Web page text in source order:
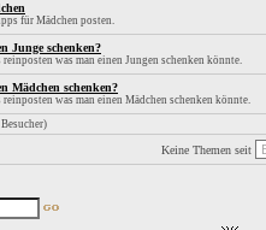
für Mädchen posten.
Junge schenken?
was man einen Jungen schenken könnte.
Mädchen schenken?
was man einen Mädchen schenken könnte.
Keine Themen seit